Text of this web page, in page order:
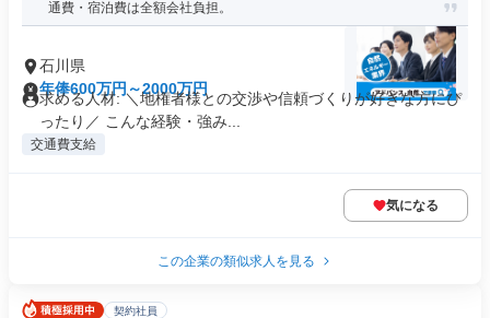
通費・宿泊費は全額会社負担。
石川県
年俸600万円～2000万円
求める人材: ＼地権者様との交渉や信頼づくりが好きな方にぴ
ったり／ こんな経験・強み...
交通費支給
気になる
この企業の類似求人を見る
契約社員